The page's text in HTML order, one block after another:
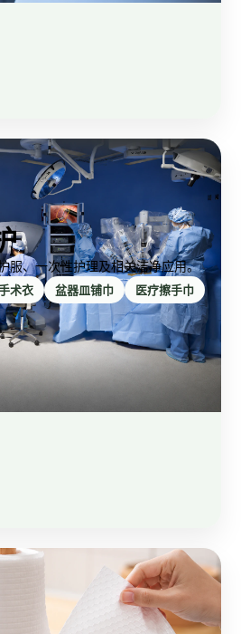
服、一次性护理及相关洁净应用。
术衣 盆器皿铺巾 医疗擦手巾